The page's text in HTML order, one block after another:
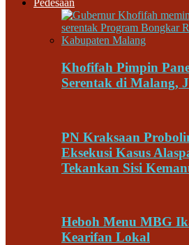
Pedesaan
Khofifah Pimpin
Serentak di Malang,
PN Kraksaan
Eksekusi Kasus
Tekankan Sisi
Heboh Menu MBG
Kearifan Lokal